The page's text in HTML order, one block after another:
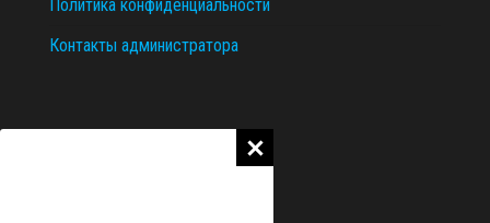
Политика конфиденциальности
Контакты администратора